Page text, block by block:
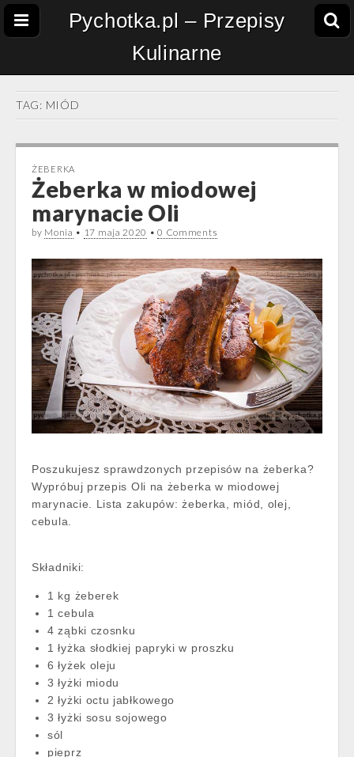
Pychotka.pl – Przepisy
Kulinarne
TAG: MIÓD
ŻEBERKA
Żeberka w miodowej
marynacie Oli
by Monia • 17 maja 2020 •0 Comments
Poszukujesz sprawdzonych przepisów na żeberka?
Wypróbuj przepis Oli na żeberka w miodowej
marynacie. Lista zakupów: żeberka, miód, olej,
cebula.
Składniki:
1 kg żeberek
1 cebula
4 ząbki czosnku
1 łyżka słodkiej papryki w proszku
6 łyżek oleju
3 łyżki miodu
2 łyżki octu jabłkowego
3 łyżki sosu sojowego
sól
pieprz